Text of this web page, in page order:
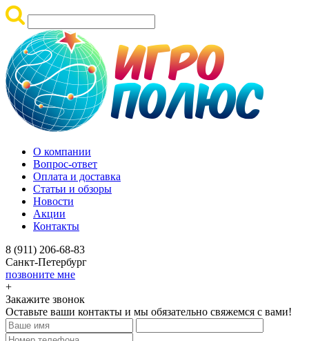
О компании
Вопрос-ответ
Оплата и доставка
Статьи и обзоры
Новости
Акции
Контакты
8 (911) 206-68-83
Санкт-Петербург
позвоните мне
+
Закажите звонок
Оставьте ваши контакты и мы обязательно свяжемся с вами!